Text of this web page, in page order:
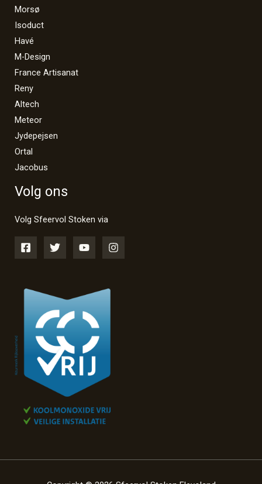
Morsø
Isoduct
Havé
M-Design
France Artisanat
Reny
Altech
Meteor
Jydepejsen
Ortal
Jacobus
Volg ons
Volg Sfeervol Stoken via